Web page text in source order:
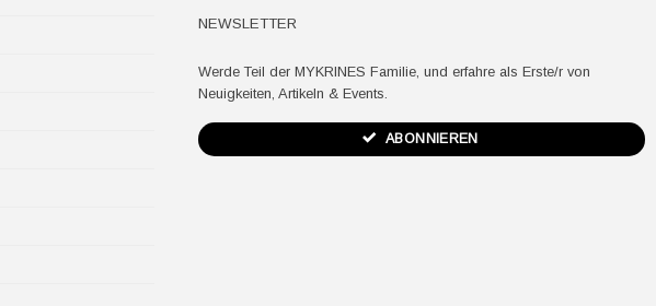
NEWSLETTER
Werde Teil der MYKRINES Familie, und erfahre als Erste/r von
Neuigkeiten, Artikeln & Events.
ABONNIEREN